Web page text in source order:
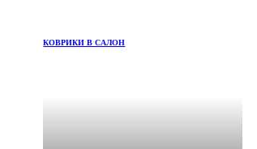
КОВРИКИ В САЛОН